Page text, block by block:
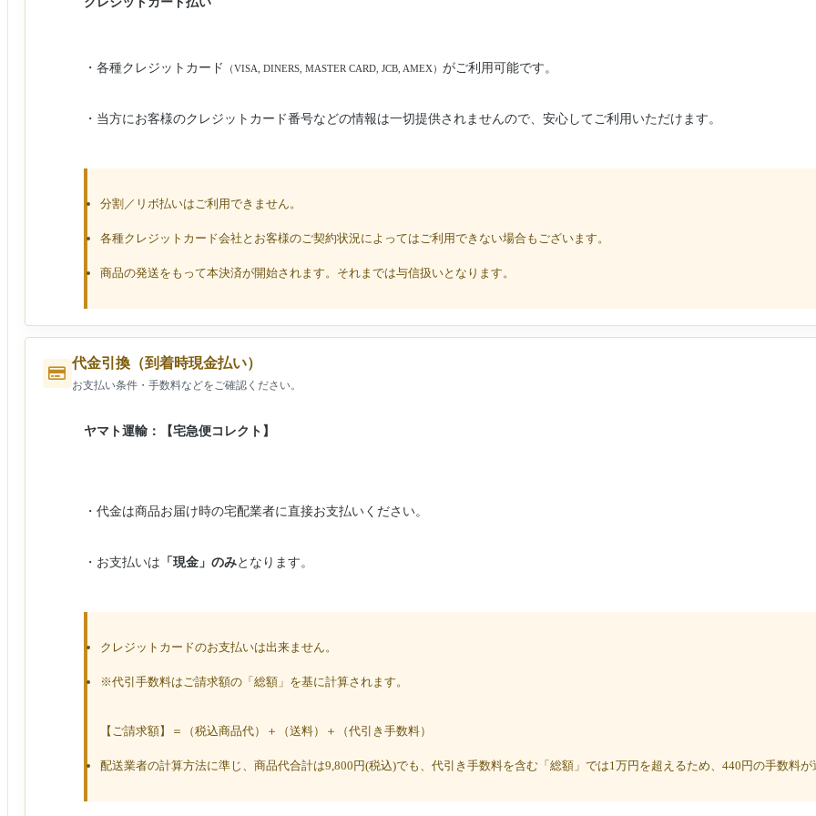
・各種クレジットカード （VISA, DINERS, MASTER CARD, JCB, AMEX） がご利用可能です。
・当方にお客様のクレジットカード番号などの情報は一切提供されませんので、安心してご利用いただけます。
分割／リボ払いはご利用できません。
各種クレジットカード会社とお客様のご契約状況によってはご利用できない場合もございます。
商品の発送をもって本決済が開始されます。それまでは与信扱いとなります。
代金引換（到着時現金払い）
お支払い条件・手数料などをご確認ください。
ヤマト運輸： 【宅急便コレクト】
・代金は商品お届け時の宅配業者に直接お支払いください。
・お支払いは 「現金」のみとなります。
クレジットカードのお支払いは出来ません。
※代引手数料はご請求額の「総額」を基に計算されます。
【ご請求額】＝（税込商品代）＋（送料）＋（代引き手数料）
配送業者の計算方法に準じ、商品代合計は9,800円(税込)でも、代引き手数料を含む「総額」では1万円を超えるため、440円の手数料が